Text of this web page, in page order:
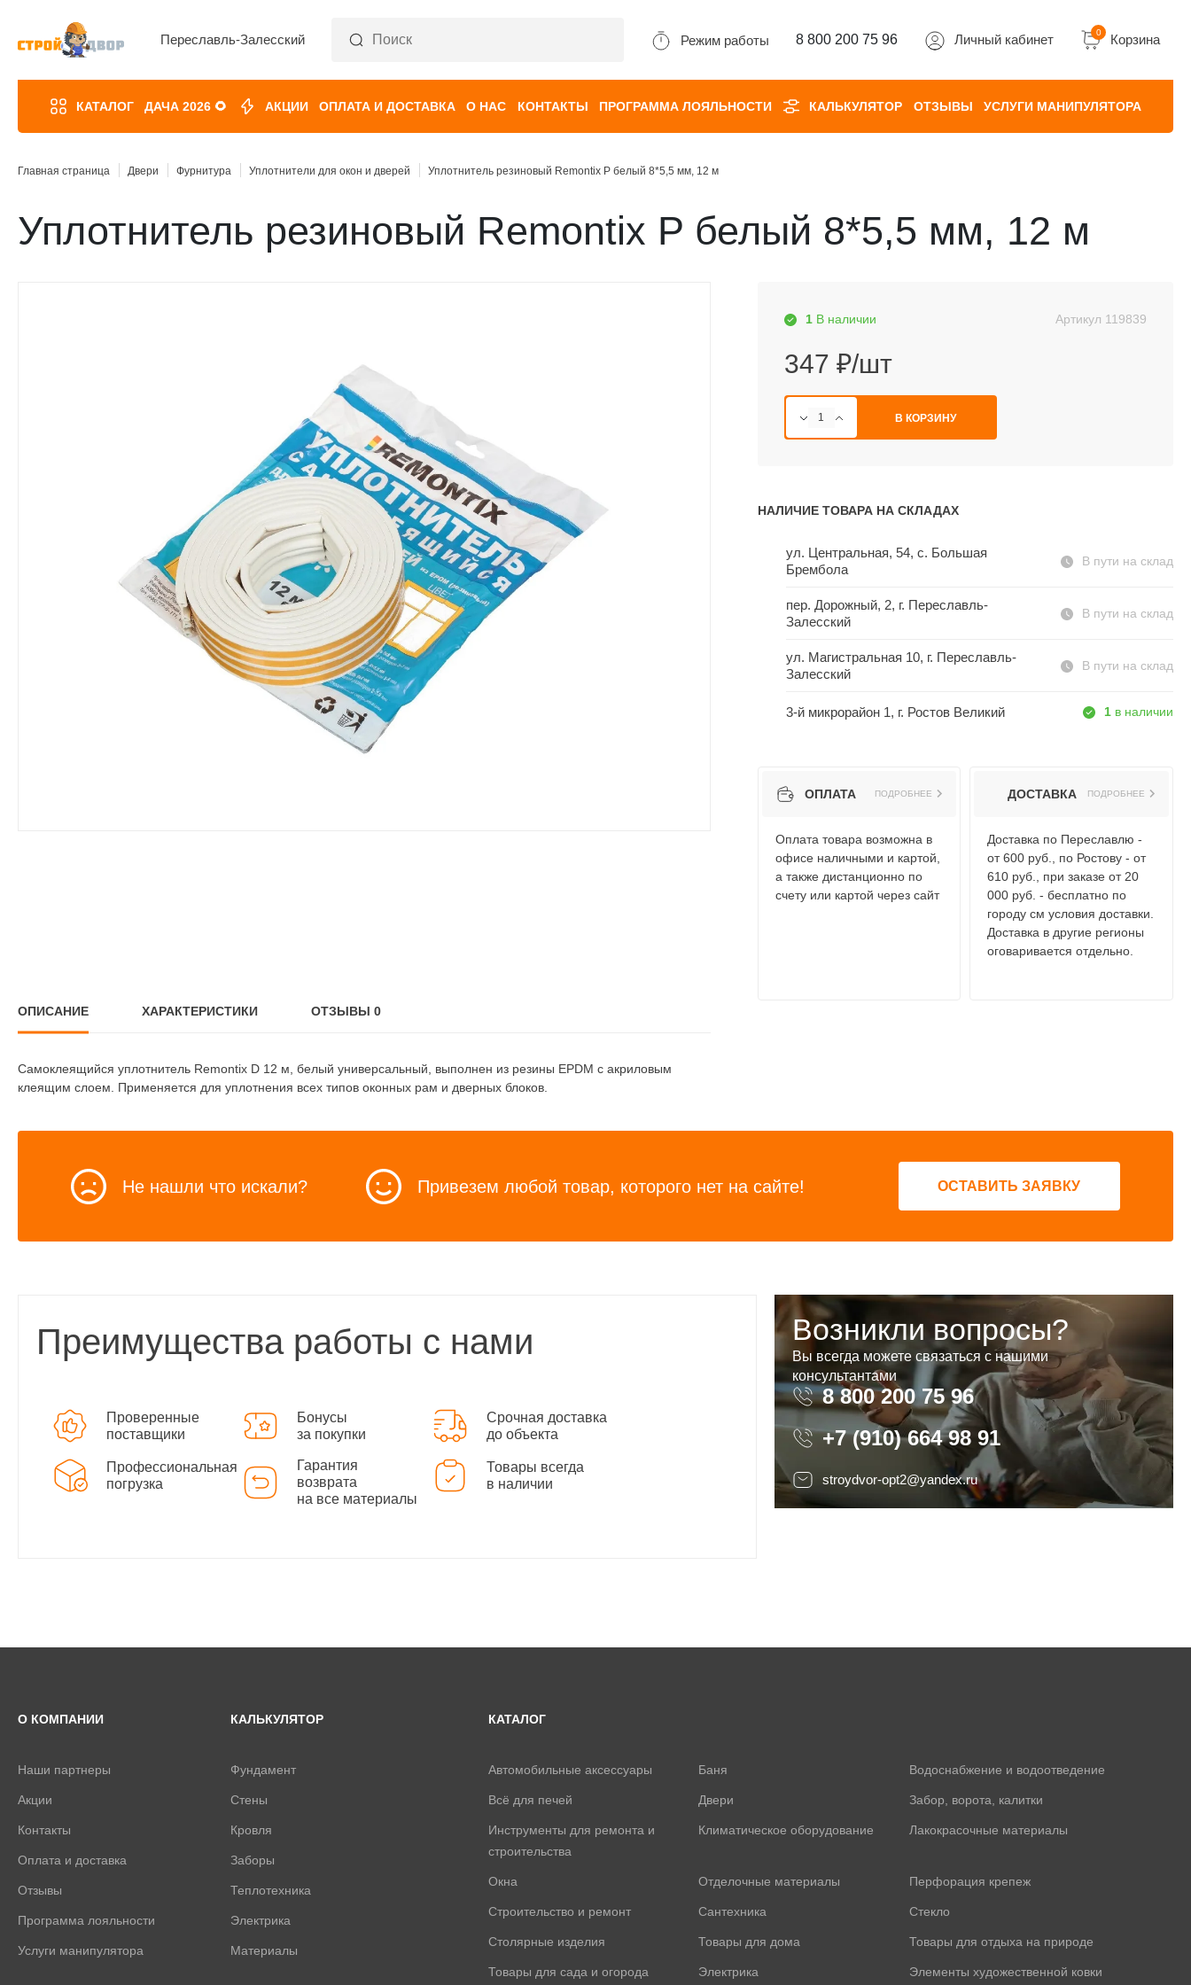
Переславль-Залесский Режим работы 8 800 200 75 96 Личный кабинет 0 Корзина
КАТАЛОГ ДАЧА 2026 🌻 АКЦИИ ОПЛАТА И ДОСТАВКА О НАС КОНТАКТЫ ПРОГРАММА ЛОЯЛЬНОСТИ КАЛЬКУЛЯТОР ОТЗЫВЫ УСЛУГИ МАНИПУЛЯТОРА
Главная страница Двери Фурнитура Уплотнители для окон и дверей Уплотнитель резиновый Remontix P белый 8*5,5 мм, 12 м
Уплотнитель резиновый Remontix P белый 8*5,5 мм, 12 м
1 В наличии Артикул 119839
347 ₽/шт
В КОРЗИНУ
НАЛИЧИЕ ТОВАРА НА СКЛАДАХ
ул. Центральная, 54, c. Большая
Брембола
В пути на склад
пер. Дорожный, 2, г. Переславль-
Залесский
В пути на склад
ул. Магистральная 10, г. Переславль-
Залесский
В пути на склад
3-й микрорайон 1, г. Ростов Великий 1 в наличии
ОПЛАТА ПОДРОБНЕЕ
Оплата товара возможна в
офисе наличными и картой,
а также дистанционно по
счету или картой через сайт
ДОСТАВКА ПОДРОБНЕЕ
Доставка по Переславлю -
от 600 руб., по Ростову - от
610 руб., при заказе от 20
000 руб. - бесплатно по
городу см условия доставки.
Доставка в другие регионы
оговаривается отдельно.
ОПИСАНИЕ ХАРАКТЕРИСТИКИ ОТЗЫВЫ 0
Самоклеящийся уплотнитель Remontix D 12 м, белый универсальный, выполнен из резины EPDM с акриловым
клеящим слоем. Применяется для уплотнения всех типов оконных рам и дверных блоков.
Не нашли что искали? Привезем любой товар, которого нет на сайте! ОСТАВИТЬ ЗАЯВКУ
Преимущества работы с нами
Проверенные
поставщики
Бонусы
за покупки
Срочная доставка
до объекта
Профессиональная
погрузка
Гарантия
возврата
на все материалы
Товары всегда
в наличии
Возникли вопросы?
Вы всегда можете связаться с нашими
консультантами
8 800 200 75 96 8 800 200 75 96
+7 (910) 664 98 91
stroydvor-opt2@yandex.ru
О КОМПАНИИ
Наши партнеры
Акции
Контакты
Оплата и доставка
Отзывы
Программа лояльности
Услуги манипулятора
КАЛЬКУЛЯТОР
Фундамент
Стены
Кровля
Заборы
Теплотехника
Электрика
Материалы
КАТАЛОГ
Автомобильные аксессуары Баня Водоснабжение и водоотведение
Всё для печей Двери Забор, ворота, калитки
Инструменты для ремонта и
строительства
Климатическое оборудование Лакокрасочные материалы
Окна Отделочные материалы Перфорация крепеж
Строительство и ремонт Сантехника Стекло
Столярные изделия Товары для дома Товары для отдыха на природе
Товары для сада и огорода Электрика Элементы художественной ковки